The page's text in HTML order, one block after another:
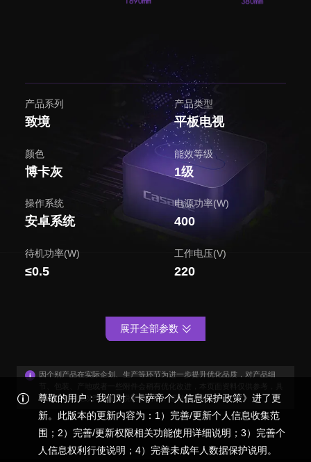
产品系列
致境
产品类型
平板电视
颜色
博卡灰
能效等级
1级
操作系统
安卓系统
电源功率(W)
400
待机功率(W)
≤0.5
工作电压(V)
220
因个别产品在实际企划、生产等环节为进一步提升优化品质，对产品细
体外观与功能以产品装箱说明书为准，感谢您的谅解！
展开全部参数
尊敬的用户：我们对《卡萨帝个人信息保护政策》进了更
新。此版本的更新内容为：1）完善/更新个人信息收集范
围；2）完善/更新权限相关功能使用详细说明；3）完善个
人信息权利行使说明；4）完善未成年人数据保护说明。